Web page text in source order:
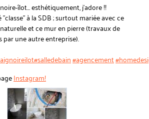
îlot... esthétiquement, j'adore !!
à la SDB ; surtout mariée avec ce
et ce mur en pierre (travaux de
une autre entreprise).
#salledebain#agencement
Instagram!